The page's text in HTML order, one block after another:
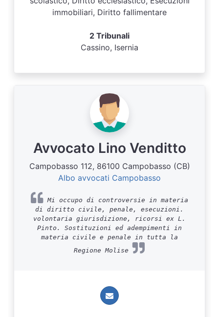
immobiliari, Diritto fallimentare
2 Tribunali
Cassino, Isernia
Avvocato Lino Venditto
Campobasso 112, 86100 Campobasso (CB)
Albo avvocati Campobasso
Mi occupo di controversie in materia
di diritto civile, penale, esecuzioni.
volontaria giurisdizione, ricorsi ex L.
Pinto. Sostituzioni ed adempimenti in
materia civile e penale in tutta la
Regione Molise